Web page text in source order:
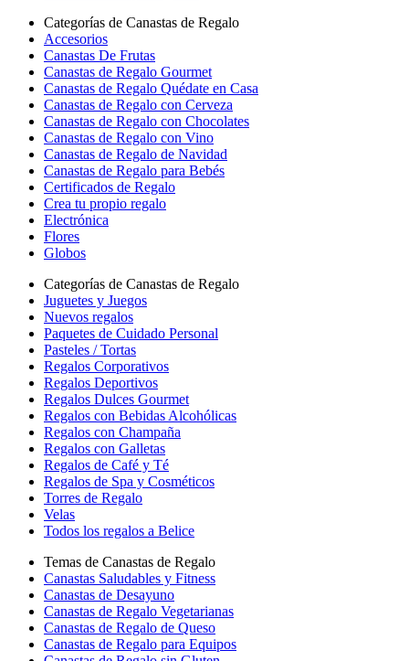
Categorías de Canastas de Regalo
Accesorios
Canastas De Frutas
Canastas de Regalo Gourmet
Canastas de Regalo Quédate en Casa
Canastas de Regalo con Cerveza
Canastas de Regalo con Chocolates
Canastas de Regalo con Vino
Canastas de Regalo de Navidad
Canastas de Regalo para Bebés
Certificados de Regalo
Crea tu propio regalo
Electrónica
Flores
Globos
Categorías de Canastas de Regalo
Juguetes y Juegos
Nuevos regalos
Paquetes de Cuidado Personal
Pasteles / Tortas
Regalos Corporativos
Regalos Deportivos
Regalos Dulces Gourmet
Regalos con Bebidas Alcohólicas
Regalos con Champaña
Regalos con Galletas
Regalos de Café y Té
Regalos de Spa y Cosméticos
Torres de Regalo
Velas
Todos los regalos a Belice
Temas de Canastas de Regalo
Canastas Saludables y Fitness
Canastas de Desayuno
Canastas de Regalo Vegetarianas
Canastas de Regalo de Queso
Canastas de Regalo para Equipos